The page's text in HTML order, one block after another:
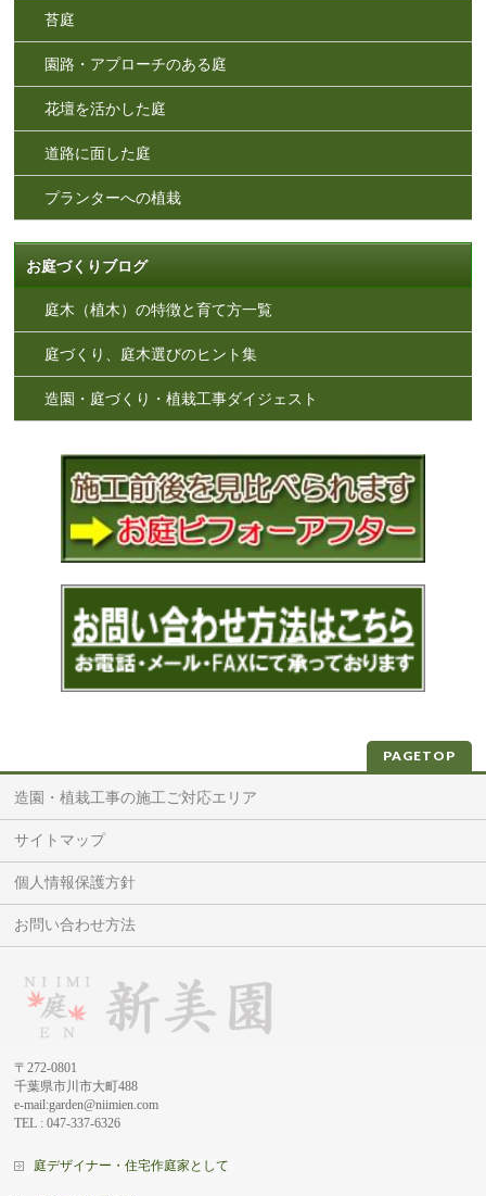
苔庭
園路・アプローチのある庭
花壇を活かした庭
道路に面した庭
プランターへの植栽
お庭づくりブログ
庭木（植木）の特徴と育て方一覧
庭づくり、庭木選びのヒント集
造園・庭づくり・植栽工事ダイジェスト
PAGETOP
造園・植栽工事の施工ご対応エリア
サイトマップ
個人情報保護方針
お問い合わせ方法
〒272-0801
千葉県市川市大町488
e-mail:garden@niimien.com
TEL : 047-337-6326
庭デザイナー・住宅作庭家として